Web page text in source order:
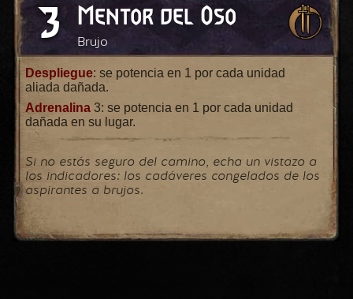
3 Mentor del Oso
Brujo
Despliegue: se potencia en 1 por cada unidad
aliada dañada.
Adrenalina 3: se potencia en 1 por cada unidad
dañada en su lugar.
Si no estás seguro del camino, echa un vistazo a
los indicadores: los cadáveres congelados de los
aspirantes a brujos.